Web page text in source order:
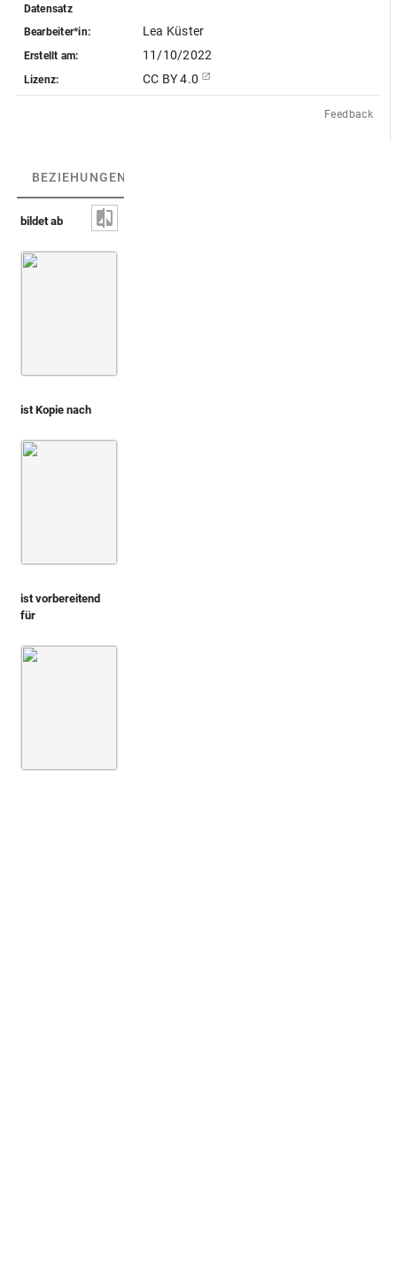
Datensatz
Bearbeiter*in:
Lea Küster
Erstellt am: 11/10/2022
Lizenz: CC BY 4.0
Feedback
BEZIEHUNGEN
bildet ab
ist Kopie nach
ist vorbereitend
für